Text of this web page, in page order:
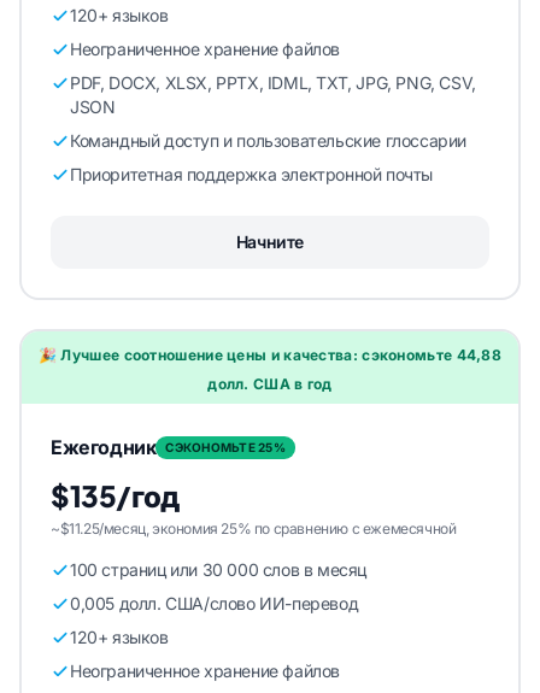
120+ языков
Неограниченное хранение файлов
PDF, DOCX, XLSX, PPTX, IDML, TXT, JPG, PNG, CSV,
JSON
Командный доступ и пользовательские глоссарии
Приоритетная поддержка электронной почты
Начните
🎉 Лучшее соотношение цены и качества: сэкономьте 44,88
долл. США в год
Ежегодник СЭКОНОМЬТЕ 25%
$135/год
~$11.25/месяц, экономия 25% по сравнению с ежемесячной
100 страниц или 30 000 слов в месяц
0,005 долл. США/слово ИИ-перевод
120+ языков
Неограниченное хранение файлов